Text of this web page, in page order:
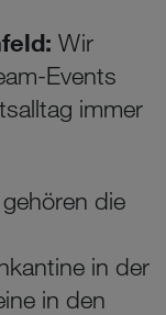
Wir
Events
immer
die
in der
in den